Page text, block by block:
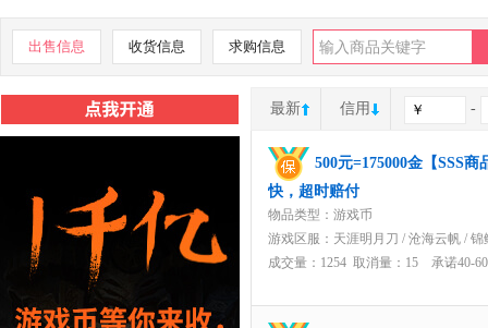
出售信息 收货信息 求购信息
最新 信用 -
500元=175000金【SSS
快，超时赔付
物品类型：游戏币
游戏区服： 天涯明月刀 / 沧海云帆 / 锦
成交量：1254 取消量：15 承诺40-